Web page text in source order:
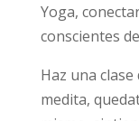
Yoga,
conscientes
Haz una
medita,